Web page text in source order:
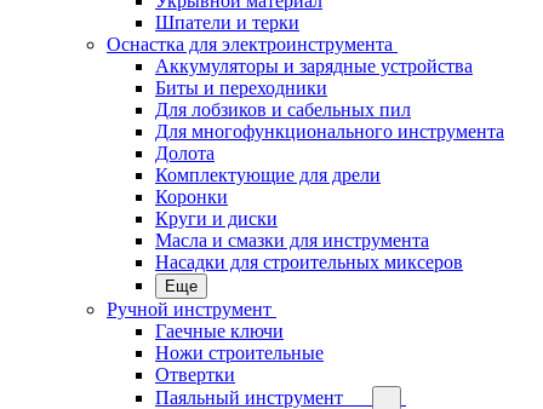
Шпатели и терки
Оснастка для электроинструмента
Аккумуляторы и зарядные устройства
Биты и переходники
Для лобзиков и сабельных пил
Для многофункционального инструмента
Долота
Комплектующие для дрели
Коронки
Круги и диски
Масла и смазки для инструмента
Насадки для строительных миксеров
Еще
Ручной инструмент
Гаечные ключи
Ножи строительные
Отвертки
Паяльный инструмент